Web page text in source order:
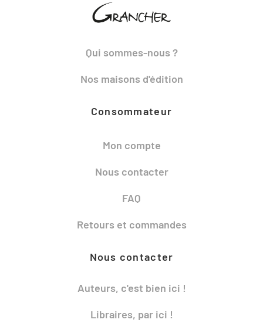
Qui sommes-nous ?
Nos maisons d'édition
Consommateur
Mon compte
Nous contacter
FAQ
Retours et commandes
Nous contacter
Auteurs, c'est bien ici !
Libraires, par ici !